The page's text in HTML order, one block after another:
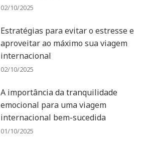
02/10/2025
Estratégias para evitar o estresse e
aproveitar ao máximo sua viagem
internacional
02/10/2025
A importância da tranquilidade
emocional para uma viagem
internacional bem-sucedida
01/10/2025